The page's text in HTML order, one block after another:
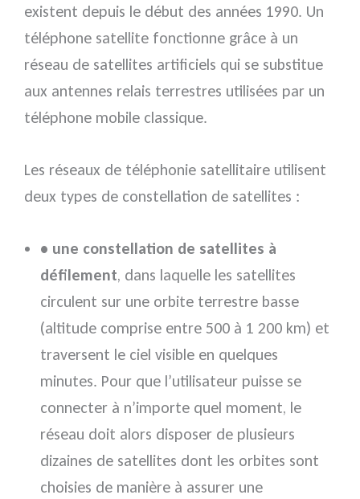
existent depuis le début des années 1990. Un
téléphone satellite fonctionne grâce à un
réseau de satellites artificiels qui se substitue
aux antennes relais terrestres utilisées par un
téléphone mobile classique.
Les réseaux de téléphonie satellitaire utilisent
deux types de constellation de satellites :
• une constellation de satellites à
défilement, dans laquelle les satellites
circulent sur une orbite terrestre basse
(altitude comprise entre 500 à 1 200 km) et
traversent le ciel visible en quelques
minutes. Pour que l’utilisateur puisse se
connecter à n’importe quel moment, le
réseau doit alors disposer de plusieurs
dizaines de satellites dont les orbites sont
choisies de manière à assurer une